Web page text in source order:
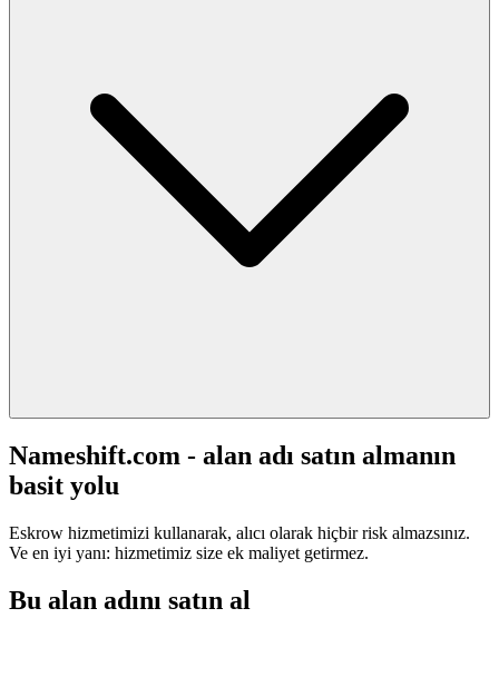
Nameshift.com - alan adı satın almanın
basit yolu
Eskrow hizmetimizi kullanarak, alıcı olarak hiçbir risk almazsınız.
Ve en iyi yanı: hizmetimiz size ek maliyet getirmez.
Bu alan adını satın al